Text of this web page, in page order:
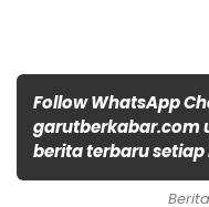
Follow WhatsApp
garutberkabar.com
berita terbaru setiap